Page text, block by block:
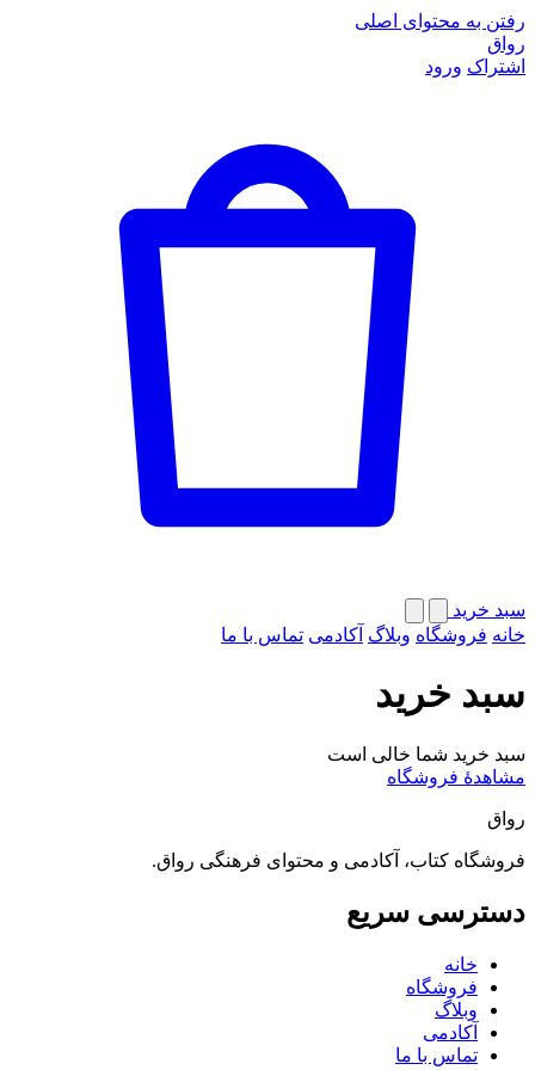
رفتن به محتوای اصلی
رواق
اشتراک ورود
سبد خرید
خانه فروشگاه وبلاگ آکادمی تماس با ما
سبد خرید
سبد خرید شما خالی است
مشاهدهٔ فروشگاه
رواق
فروشگاه کتاب، آکادمی و محتوای فرهنگی رواق.
دسترسی سریع
خانه
فروشگاه
وبلاگ
آکادمی
تماس با ما